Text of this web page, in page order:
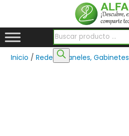
Búsqueda de productos
Inicio /Redes /Paneles,